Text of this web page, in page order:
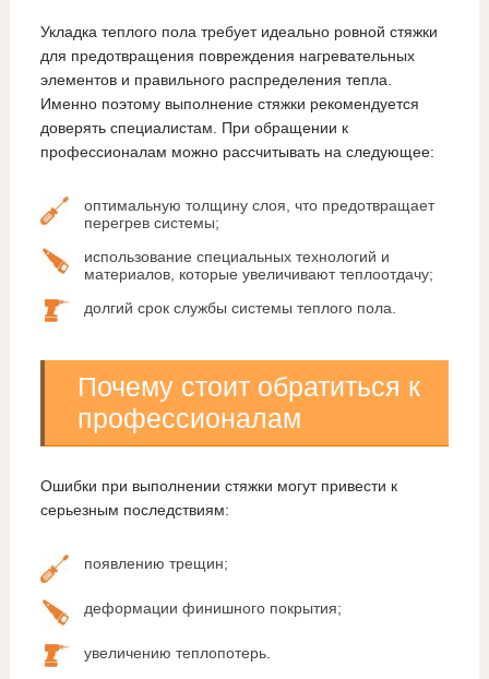
Укладка теплого пола требует идеально ровной стяжки
для предотвращения повреждения нагревательных
элементов и правильного распределения тепла.
Именно поэтому выполнение стяжки рекомендуется
доверять специалистам. При обращении к
профессионалам можно рассчитывать на следующее:
оптимальную толщину слоя, что предотвращает
перегрев системы;
использование специальных технологий и
материалов, которые увеличивают теплоотдачу;
долгий срок службы системы теплого пола.
Почему стоит обратиться к
профессионалам
Ошибки при выполнении стяжки могут привести к
серьезным последствиям:
появлению трещин;
деформации финишного покрытия;
увеличению теплопотерь.